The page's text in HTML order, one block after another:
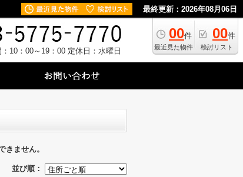
最終更新：2026年08月06日
00件
最近見た物件
00件
検討リスト
10：00～19：00 定休日：水曜日
ません。
並び順：